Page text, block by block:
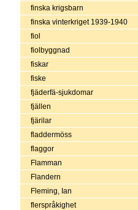
finska krigsbarn
finska vinterkriget 1939-1940
fiol
fiolbyggnad
fiskar
fiske
fjäderfä-sjukdomar
fjällen
fjärilar
fladdermöss
flaggor
Flamman
Flandern
Fleming, Ian
flerspråkighet